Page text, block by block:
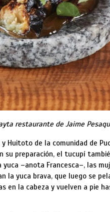
restaurante de Jaime
Huitoto de la comunidad de
su preparación, el tucupí
yuca –anota Francesca–, las
la yuca brava, que luego se
en la cabeza y vuelven a pie